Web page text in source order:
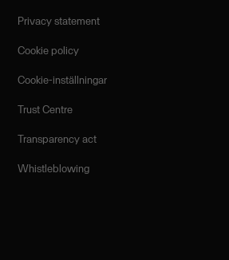
Privacy statement
Cookie policy
Cookie-inställningar
Trust Centre
Transparency act
Whistleblowing